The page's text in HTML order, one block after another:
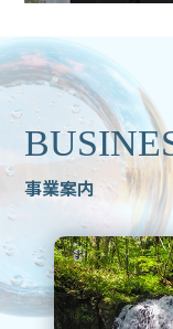
事業案内